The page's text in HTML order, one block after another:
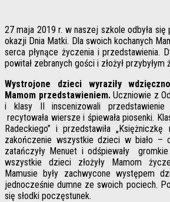
27 maja 2019 r. w naszej szkole odbyła się
okazji Dnia Matki. Dla swoich kochanych
serca płynące życzenia i przedstawienia.
powitał zebranych gości i złożył przybyłym
Wystrojone dzieci wyraziły
Mamom przedstawieniem.Uczniowie z
i klasy II inscenizowali
recytowała wiersze i śpiewała piosenki.
Radeckiego” i przedstawiła
zakończenie wszystkie dzieci w biało –
zatańczyły Menuet i odśpiewały
wszystkie dzieci złożyły Mamom
Mamusie były zachwycone występem
jednocześnie dumne ze swoich pociech.
się słodki poczęstunek.